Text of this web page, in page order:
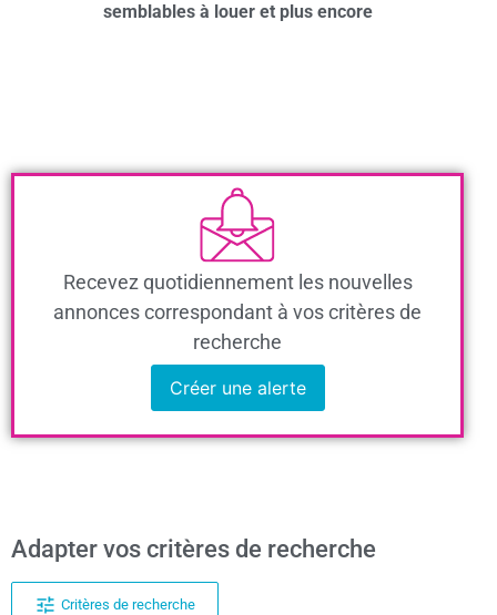
semblables à louer et plus encore
Recevez quotidiennement les nouvelles
annonces correspondant à vos critères de
recherche
Créer une alerte
Adapter vos critères de recherche
Critères de recherche